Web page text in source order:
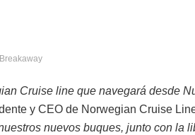
Cruise line que navegará desde
y CEO de Norwegian Cruise
nuevos buques, junto con